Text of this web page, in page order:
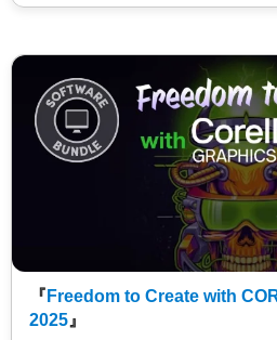
『 Freedom to Create with
2025 』